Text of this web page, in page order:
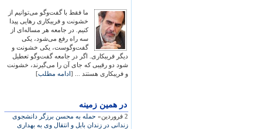
ما فقط با گفت‌وگو می‌توانیم از
خشونت و فریبکاری رهایی پیدا
کنیم. در جامعه هر مساله‌ای از
سه راه رفع می‌شود، یکی
گفت‌وگوست، یکی خشونت و
دیگر فریبکاری. اگر در جامعه گفت‌وگو تعطیل
شود دو رقیبی که جای آن را می‌گیرند، خشونت
و فریبکاری هستند ... [ادامه مطلب]
در همين زمينه
2 فروردین»
حمله به محسن برزگر دانشجوی
زندانی در زندان بابل و انتقال وی به بهداری